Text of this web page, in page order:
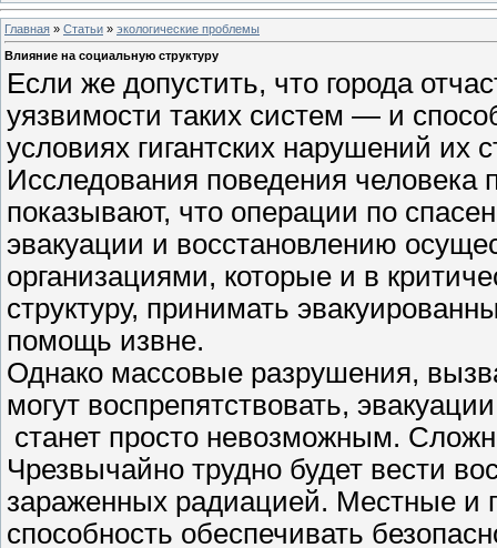
Главная » Статьи » экологические проблемы
Влияние на социальную структуру
Если же допустить, что города
уязвимости таких систем — и
условиях гигантских нарушений их
Исследования поведения человека
показывают, что операции по
эвакуации и восстановлению
организациями, которые и в
структуру, принимать
помощь извне.
Однако массовые разрушения,
могут воспрепятствовать,
станет просто невозможным.
Чрезвычайно трудно будет вести
зараженных радиацией. Местные и
способность обеспечивать